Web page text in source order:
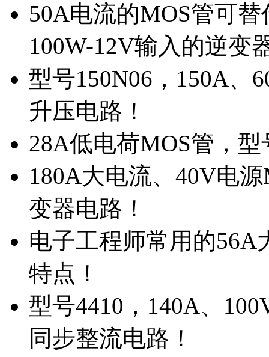
50A电流的MOS管可
100W-12V输入的逆变
型号150N06，150A、
升压电路！
28A低电荷MOS管，
180A大电流、40V电
变器电路！
电子工程师常用的56A
特点！
型号4410，140A、
同步整流电路！